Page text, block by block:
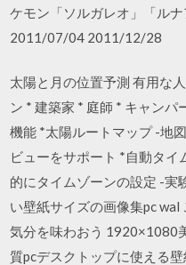
ケモン「ソルガレオ」「ル
2011/07/04 2011/12/28
太陽と月の位置予測 有用な
ン * 建築家 * 庭師 * キャンパ
機能 *太陽ルートマップ -地
ビューをサポート *自動タ
的にタイムゾーンの設定 -実
い壁紙サイズの画像集pc
気分を味わおう 1920×1080
質pcデスクトップに使える